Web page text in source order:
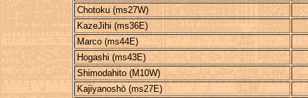
Chotoku (ms27W)
KazeJihi (ms36E)
Marco (ms44E)
Hogashi (ms43E)
Shimodahito (M10W)
Kajiyanoshō (ms27E)